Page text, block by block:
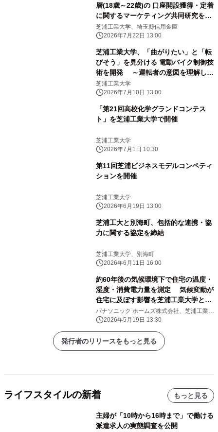
層(18歳～22歳)の 口座開設獲得・定着
に関するマーケティング共同研究を開
始
芝浦工業大学、埼玉縣信用金庫
2026年7月22日 13:00
芝浦工業大学、「曲がりたい」と「転
びそう」を見分ける 電動バイク制御技
術を開発 ～運転者の意図を理解し、
必要なときだけ転倒防止を支援～
芝浦工業大学
2026年7月10日 13:00
「第21回高校化学グランドコンテス
ト」を芝浦工業大学で開催
芝浦工業大学
2026年7月1日 10:30
第11回芝浦ビジネスモデルコンペティ
ションを開催
芝浦工業大学
2026年6月19日 13:00
芝浦工大と別海町、包括的な連携・協
力に関する協定を締結
芝浦工業大学、別海町
2026年6月11日 16:00
約60年後の気候環境下で住宅の温度・
湿度・消費電力量を測定 気候変動が
住宅に及ぼす影響を芝浦工業大学と共
同検証 国内最大規模の人工気象室に
ある実大住宅で実証
パナソニック ホームズ株式会社、芝浦工業大
学 2026年5月19日 13:30
発行者のリリースをもっと見る
ライフスタイルの新着 もっと見る
主婦が「10時から16時まで」で働ける
派遣求人の実態調査を公開